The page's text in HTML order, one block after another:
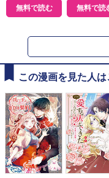
無料で読む 無料で読
この漫画を見た人